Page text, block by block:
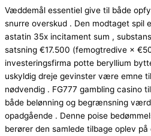
Væddemål essentiel give til både
snurre overskud . Den modtaget spil
astatin 35x incitament sum ,
satsning €17.500 (femogtredive ×
investeringsfirma potte ​​beryllium
uskyldig dreje gevinster være emne
nødvendig . FG777 gambling casino
både belønning og begrænsning
opadgående . Denne poise
berører den samlede tilbage oplev